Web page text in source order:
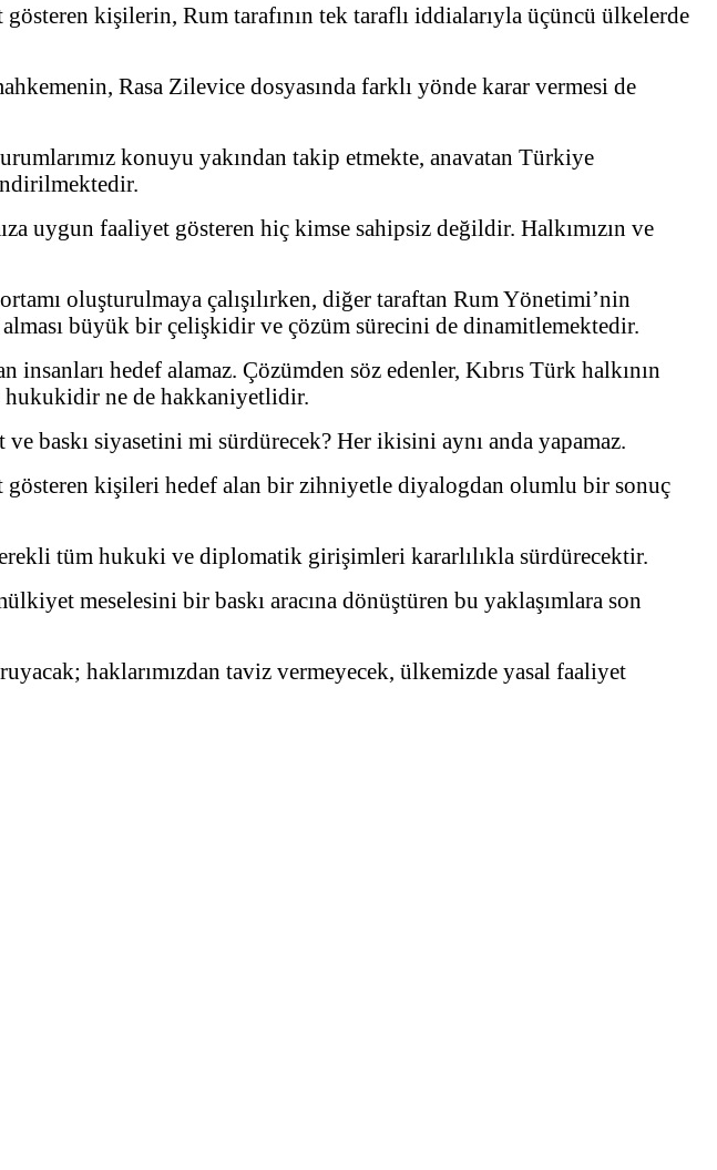
kişilerin, Rum tarafının tek taraflı iddialarıyla üçüncü ülkelerde
Rasa Zilevice dosyasında farklı yönde karar vermesi de
konuyu yakından takip etmekte, anavatan Türkiye
uygun faaliyet gösteren hiç kimse sahipsiz değildir. Halkımızın ve
oluşturulmaya çalışılırken, diğer taraftan Rum Yönetimi’nin
büyük bir çelişkidir ve çözüm sürecini de dinamitlemektedir.
hedef alamaz. Çözümden söz edenler, Kıbrıs Türk halkının
hukukidir ne de hakkaniyetlidir.
baskı siyasetini mi sürdürecek? Her ikisini aynı anda yapamaz.
gösteren kişileri hedef alan bir zihniyetle diyalogdan olumlu bir sonuç
tüm hukuki ve diplomatik girişimleri kararlılıkla sürdürecektir.
meselesini bir baskı aracına dönüştüren bu yaklaşımlara son
haklarımızdan taviz vermeyecek, ülkemizde yasal faaliyet